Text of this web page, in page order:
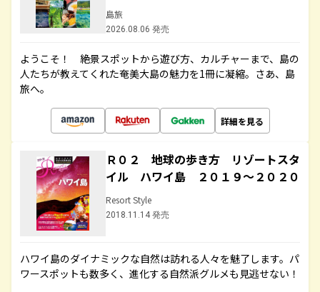
島旅
2026.08.06 発売
ようこそ！ 絶景スポットから遊び方、カルチャーまで、島の
人たちが教えてくれた奄美大島の魅力を1冊に凝縮。さあ、島
旅へ。
詳細を見る
Ｒ０２ 地球の歩き方 リゾートスタ
イル ハワイ島 ２０１９～２０２０
Resort Style
2018.11.14 発売
ハワイ島のダイナミックな自然は訪れる人々を魅了します。パ
ワースポットも数多く、進化する自然派グルメも見逃せない！